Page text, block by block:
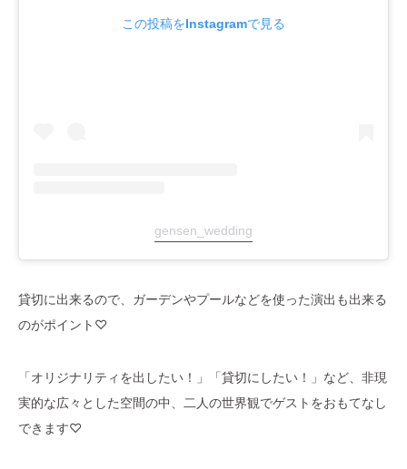
この投稿をInstagramで見る
gensen_wedding
貸切に出来るので、ガーデンやプールなどを使った演出も出来る
のがポイント♡
「オリジナリティを出したい！」「貸切にしたい！」など、非現
実的な広々とした空間の中、二人の世界観でゲストをおもてなし
できます♡